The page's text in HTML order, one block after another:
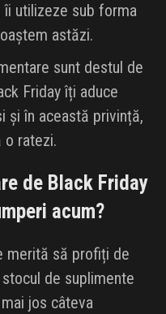
utilizeze sub forma
astăzi.
sunt destul de
Friday îți aduce
și în această privință,
o ratezi.
de Black Friday
acum?
merită să profiți de
de suplimente
jos câteva